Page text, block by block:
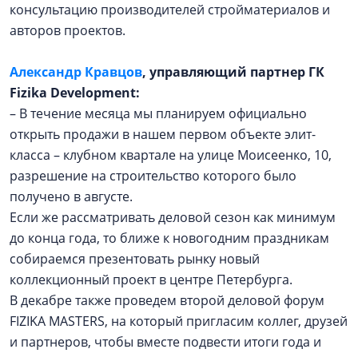
консультацию производителей стройматериалов и
авторов проектов.
Александр Кравцов, управляющий партнер ГК
Fizika Development:
– В течение месяца мы планируем официально
открыть продажи в нашем первом объекте элит-
класса – клубном квартале на улице Моисеенко, 10,
разрешение на строительство которого было
получено в августе.
Если же рассматривать деловой сезон как минимум
до конца года, то ближе к новогодним праздникам
собираемся презентовать рынку новый
коллекционный проект в центре Петербурга.
В декабре также проведем второй деловой форум
FIZIKA MASTERS, на который пригласим коллег, друзей
и партнеров, чтобы вместе подвести итоги года и